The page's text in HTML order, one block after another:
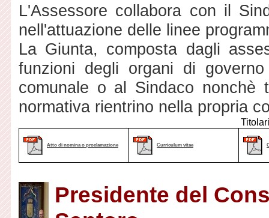
L'Assessore collabora con il
nell'attuazione delle linee
La Giunta, composta dagli
funzioni degli organi di
comunale o al Sindaco
normativa rientrino nella propria
Atto di nomina o proclamazione Curriculum vitae
Presidente del